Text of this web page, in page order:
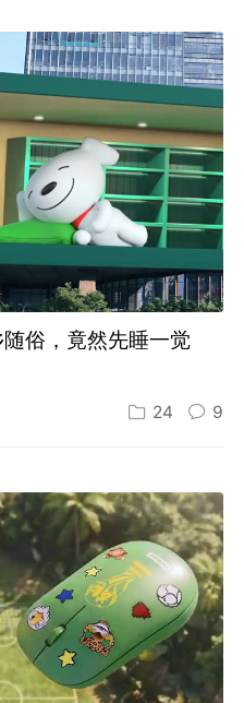
俗，竟然先睡一觉
24 9